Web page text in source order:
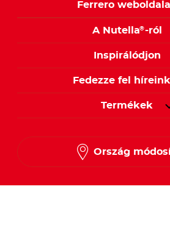
Ferrero
A Nutella®-ról
Inspirálódjon
Fedezze fel
Termékek
Ország